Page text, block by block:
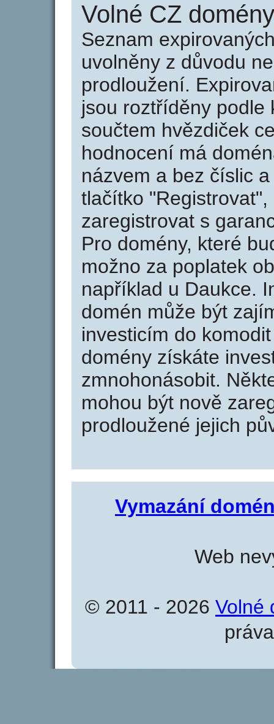
Volné CZ
Seznam
uvolněny z důvodu
prodloužení.
jsou roztříděny podle
součtem hvězdiček
hodnocení má
názvem a bez číslic
tlačítko
zaregistrovat s
Pro domény, které
možno za poplatek
například u Daukce.
domén může být
investicím do
domény získáte
zmnohonásobit.
mohou být nově
prodloužené jejich
Vymazání
Web
© 2011 - 2026 Volné